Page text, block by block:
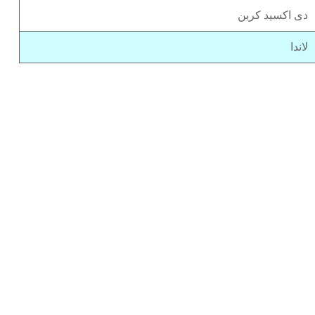
دی اکسید کربن
لاندا